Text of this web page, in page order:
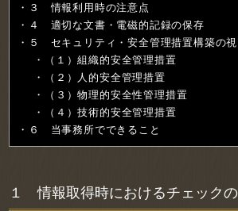
３ 情報利用時の注意点
４ 適切な文書・電磁的記録の保存
５ セキュリティ・安全管理措置構築の視
（１）組織的安全管理措置
（２）人的安全管理措置
（３）物理的安全性管理措置
（４）技術的安全管理措置
６ 当事務所でできること
１ 情報取得時におけるチェック